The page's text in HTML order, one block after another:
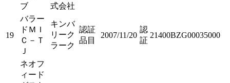
ブ
式会社
19
バラー
ドＭＩ
Ｃ－Ｔ
Ｊ
キンバ
リーク
ラーク
認証
品目
2007/11/20
認
証
21400BZG00035000
ネオフ
ィード